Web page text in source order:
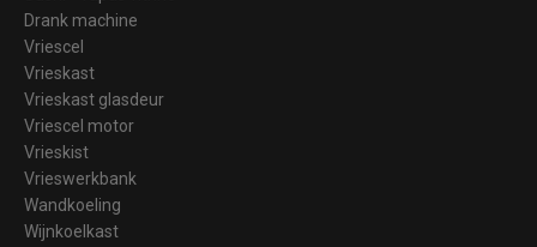
Drank machine
Vriescel
Vrieskast
Vrieskast glasdeur
Vriescel motor
Vrieskist
Vrieswerkbank
Wandkoeling
Wijnkoelkast